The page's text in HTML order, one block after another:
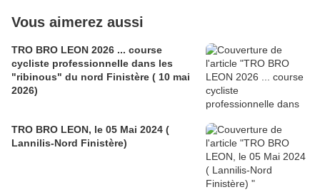
Vous aimerez aussi
TRO BRO LEON 2026 ... course
cycliste professionnelle dans les
"ribinous" du nord Finistère ( 10 mai
2026)
TRO BRO LEON, le 05 Mai 2024 (
Lannilis-Nord Finistère)